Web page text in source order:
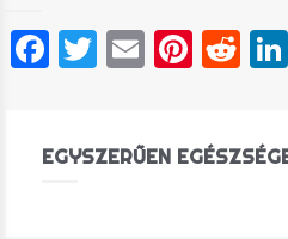
Facebook
Twitter
Email
EGYSZERŰEN